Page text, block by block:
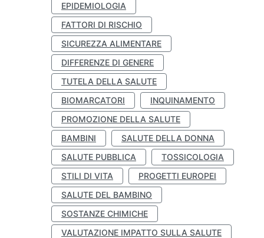
EPIDEMIOLOGIA
FATTORI DI RISCHIO
SICUREZZA ALIMENTARE
DIFFERENZE DI GENERE
TUTELA DELLA SALUTE
BIOMARCATORI
INQUINAMENTO
PROMOZIONE DELLA SALUTE
BAMBINI
SALUTE DELLA DONNA
SALUTE PUBBLICA
TOSSICOLOGIA
STILI DI VITA
PROGETTI EUROPEI
SALUTE DEL BAMBINO
SOSTANZE CHIMICHE
VALUTAZIONE IMPATTO SULLA SALUTE